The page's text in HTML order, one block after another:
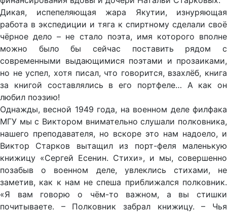
Дикая, испепеляющая жара Якутии, изнуряющая
работа в экспедиции и тяга к спиртному сделали своё
чёрное дело – не стало поэта, имя которого вполне
можно было бы сейчас поставить рядом с
современными выдающимися поэтами и прозаиками,
но не успел, хотя писал, что говорится, взахлёб, книга
за книгой составлялись в его портфеле… А как он
любил поэзию!
Однажды, весной 1949 года, на военном деле филфака
МГУ мы с Виктором внимательно слушали полковника,
нашего преподавателя, но вскоре это нам надоело, и
Виктор Старков вытащил из порт-феля маленькую
книжицу «Сергей Есенин. Стихи», и мы, совершенно
позабыв о военном деле, увлеклись стихами, не
заметив, как к нам не спеша приближался полковник.
«Я вам говорю о чём-то важном, а вы стишки
почитываете. – Полковник забрал книжицу. – Чья